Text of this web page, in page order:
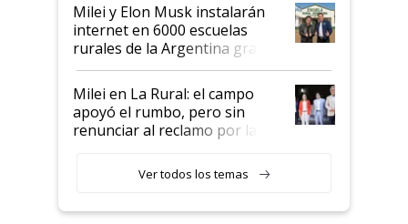
Milei y Elon Musk instalarán
internet en 6000 escuelas
rurales de la Argentina gracias
a un acuerdo con Starlink
Milei en La Rural: el campo
apoyó el rumbo, pero sin
renunciar al reclamo por las
Ver todos los temas